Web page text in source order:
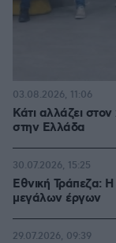
Κάτι αλλάζει
στην Ελλάδα
03.08.2026, 11:06
Εθνική Τράπεζα:
μεγάλων έργων
30.07.2026, 15:25
29.07.2026, 09:39